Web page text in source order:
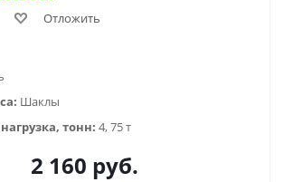
Отложить
Шаклы
тонн: 4, 75 т
2 160 руб.